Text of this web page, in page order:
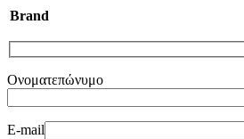
Brand
Ονοματεπώνυμο
E-mail